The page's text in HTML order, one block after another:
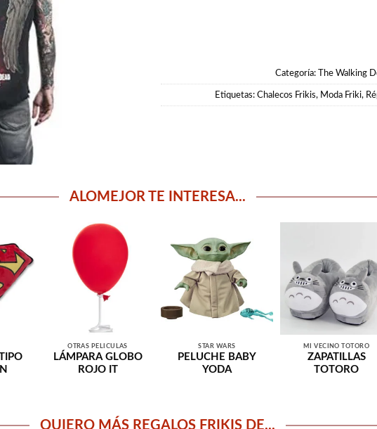
Categoría: The Walking
Etiquetas: Chalecos Frikis, Moda Friki,
ALOMEJOR TE INTERESA...
OTRAS PELÍCULAS
LÁMPARA GLOBO
ROJO IT
STAR WARS
PELUCHE BABY
YODA
MI VECINO TOTORO
ZAPATILLAS
TOTORO
QUIERO MÁS REGALOS FRIKIS DE...